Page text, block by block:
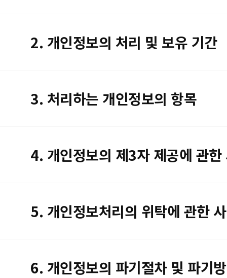
2. 개인정보의 처리 및 보유 기간
3. 처리하는 개인정보의 항목
4. 개인정보의 제3자 제공에 관한
5. 개인정보처리의 위탁에 관한
6. 개인정보의 파기절차 및 파기